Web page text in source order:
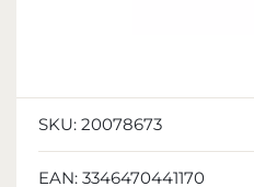
SKU: 20078673
EAN: 3346470441170